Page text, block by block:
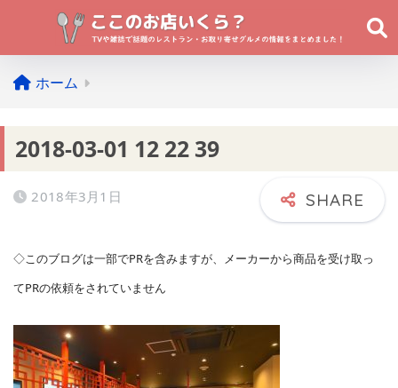
ホーム
2018-03-01 12 22 39
2018年3月1日
◇このブログは一部でPRを含みますが、メーカーから商品を受け取っ
てPRの依頼をされていません